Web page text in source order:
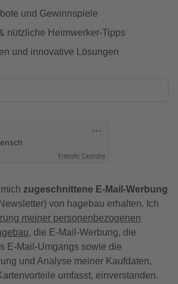
und Gewinnspiele
nützliche Heimwerker-Tipps
und innovative Lösungen
Friendly Captcha
zugeschnittene E-Mail-Werbung
von hagebau erhalten. Ich
meiner personenbezogenen
, die E-Mail-Werbung, die
E-Mail-Umgangs sowie die
und Analyse meiner Kaufdaten,
umfasst, einverstanden.